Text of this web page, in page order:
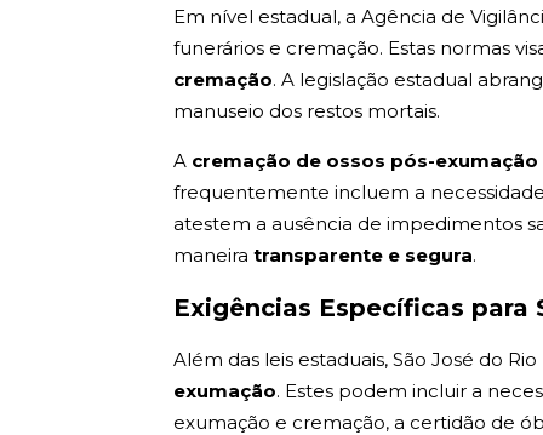
Em nível estadual, a Agência de
funerários e cremação. Estas normas
cremação. A legislação estadual
manuseio dos restos mortais.
A cremação de ossos pós-exumação
frequentemente incluem a
atestem a ausência de impedimentos
maneira transparente e segura.
Exigências Específicas para
Além das leis estaduais, São José do
exumação. Estes podem incluir a
exumação e cremação, a certidão de